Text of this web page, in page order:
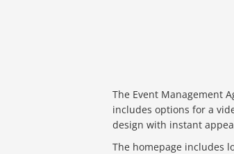
The Event Management
includes options for a
design with instant
The homepage includes